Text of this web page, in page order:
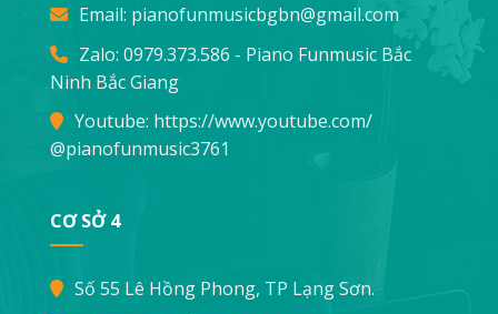
Email: pianofunmusicbgbn@gmail.com
Zalo: 0979.373.586 - Piano Funmusic Bắc
Ninh Bắc Giang
Youtube: https://www.youtube.com/
@pianofunmusic3761
CƠ SỞ 4
Số 55 Lê Hồng Phong, TP Lạng Sơn.